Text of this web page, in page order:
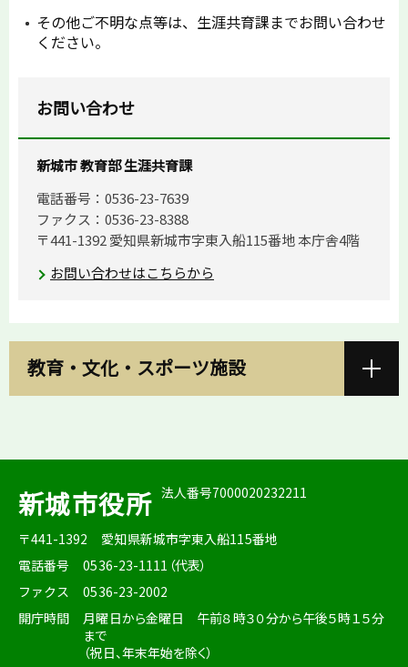
その他ご不明な点等は、生涯共育課までお問い合わせ
ください。
お問い合わせ
新城市 教育部 生涯共育課
電話番号：0536-23-7639
ファクス：0536-23-8388
〒441-1392 愛知県新城市字東入船115番地 本庁舎4階
お問い合わせはこちらから
教育・文化・スポーツ施設
新城市役所 法人番号7000020232211
〒441-1392
愛知県新城市字東入船115番地
電話番号
0536-23-1111（代表）
ファクス
0536-23-2002
開庁時間
月曜日から金曜日 午前８時３０分から午後５時１５分
まで
（祝日、年末年始を除く）